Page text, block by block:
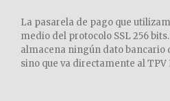
La pasarela de pago que
medio del protocolo SSL 256
almacena ningún dato bancario
sino que va directamente al